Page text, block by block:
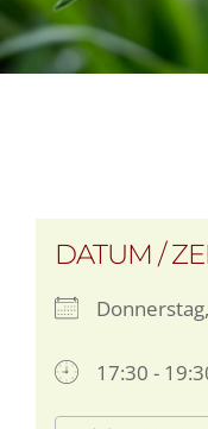
DATUM /
17:30 -